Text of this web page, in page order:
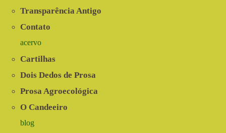
Transparência Antigo
Contato
acervo
Cartilhas
Dois Dedos de Prosa
Prosa Agroecológica
O Candeeiro
blog